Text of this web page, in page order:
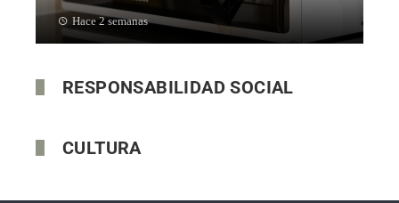
Hace 2 semanas
RESPONSABILIDAD SOCIAL
CULTURA